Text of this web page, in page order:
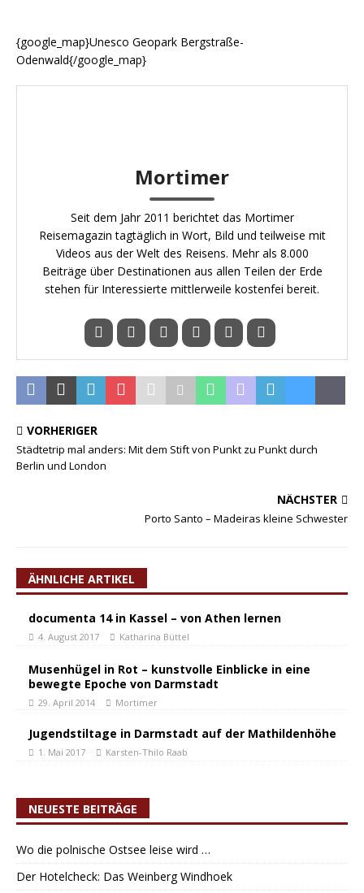
{google_map}Unesco Geopark Bergstraße-
Odenwald{/google_map}
Mortimer
Seit dem Jahr 2011 berichtet das Mortimer
Reisemagazin tagtäglich in Wort, Bild und teilweise mit
Videos aus der Welt des Reisens. Mehr als 8.000
Beiträge über Destinationen aus allen Teilen der Erde
stehen für Interessierte mittlerweile kostenfei bereit.
VORHERIGER
Städtetrip mal anders: Mit dem Stift von Punkt zu Punkt durch
Berlin und London
NÄCHSTER
Porto Santo – Madeiras kleine Schwester
ÄHNLICHE ARTIKEL
documenta 14 in Kassel – von Athen lernen
4. August 2017 Katharina Büttel
Musenhügel in Rot – kunstvolle Einblicke in eine
bewegte Epoche von Darmstadt
29. April 2014 Mortimer
Jugendstiltage in Darmstadt auf der Mathildenhöhe
1. Mai 2017 Karsten-Thilo Raab
NEUESTE BEITRÄGE
Wo die polnische Ostsee leise wird …
Der Hotelcheck: Das Weinberg Windhoek